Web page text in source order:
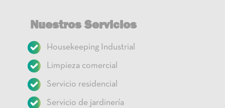
Nuestros Servicios
Housekeeping Industrial
Limpieza comercial
Servicio residencial
Servicio de jardinería